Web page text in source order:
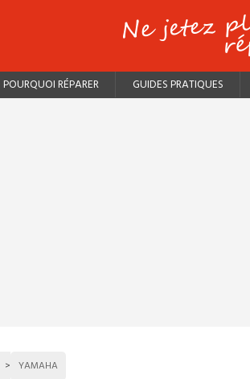
POURQUOI RÉPARER GUIDES PRATIQUES
YAMAHA